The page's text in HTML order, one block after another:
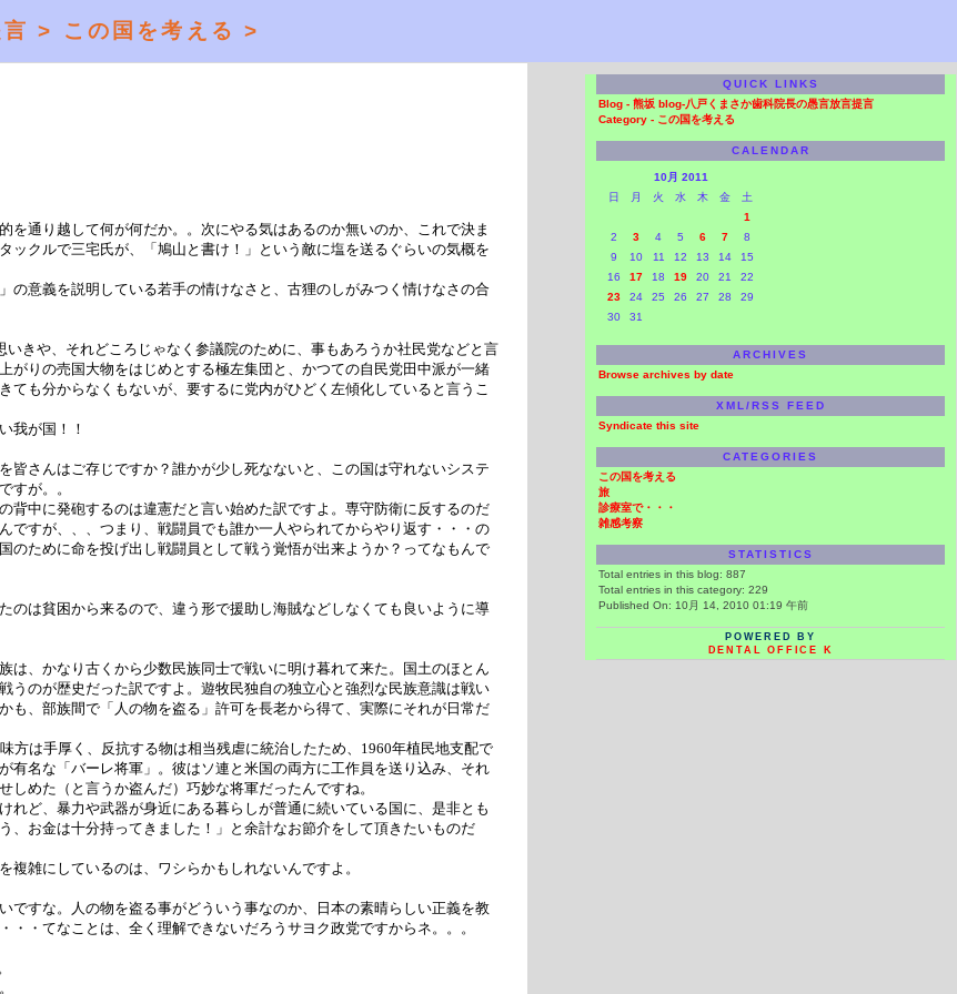
> この国を考える >
通り越して何が何だか。。次にやる気はあるのか無いのか、これで決ま
クルで三宅氏が、「鳩山と書け！」という敵に塩を送るぐらいの気概を
意義を説明している若手の情けなさと、古狸のしがみつく情けなさの合
きや、それどころじゃなく参議院のために、事もあろうか社民党などと言
りの売国大物をはじめとする極左集団と、かつての自民党田中派が一緒
も分からなくもないが、要するに党内がひどく左傾化していると言うこ
我が国！！
さんはご存じですか？誰かが少し死なないと、この国は守れないシステ
すが。。
中に発砲するのは違憲だと言い始めた訳ですよ。専守防衛に反するのだ
すが、、、つまり、戦闘員でも誰か一人やられてからやり返す・・・の
ために命を投げ出し戦闘員として戦う覚悟が出来ようか？ってなもんで
のは貧困から来るので、違う形で援助し海賊などしなくても良いように導
、かなり古くから少数民族同士で戦いに明け暮れて来た。国土のほとん
うのが歴史だった訳ですよ。遊牧民独自の独立心と強烈な民族意識は戦い
、部族間で「人の物を盗る」許可を長老から得て、実際にそれが日常だ
方は手厚く、反抗する物は相当残虐に統治したため、1960年植民地支配で
名な「バーレ将軍」。彼はソ連と米国の両方に工作員を送り込み、それ
めた（と言うか盗んだ）巧妙な将軍だったんですね。
ど、暴力や武器が身近にある暮らしが普通に続いている国に、是非とも
、お金は十分持ってきました！」と余計なお節介をして頂きたいものだ
雑にしているのは、ワシらかもしれないんですよ。
すな。人の物を盗る事がどういう事なのか、日本の素晴らしい正義を教
・てなことは、全く理解できないだろうサヨク政党ですからネ。。。
QUICK LINKS
Blog - 熊坂 blog-八戸くまさか歯科院長の愚言放言提言
Category - この国を考える
CALENDAR
10月 2011
日
月 火 水 木 金
土
1
2
3 4 5 6 7
8
9
10 11 12 13 14
15
16
17 18 19 20 21
22
23
24 25 26 27 28
29
30
31
ARCHIVES
Browse archives by date
XML/RSS FEED
Syndicate this site
CATEGORIES
この国を考える
旅
診療室で・・・
雑感考察
STATISTICS
Total entries in this blog: 887
Total entries in this category: 229
Published On: 10月 14, 2010 01:19 午前
POWERED BY
DENTAL OFFICE K